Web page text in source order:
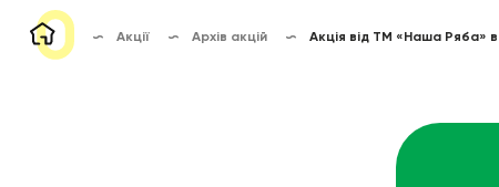
Акції Архів акцій Акція від ТМ «Наша Ряба»